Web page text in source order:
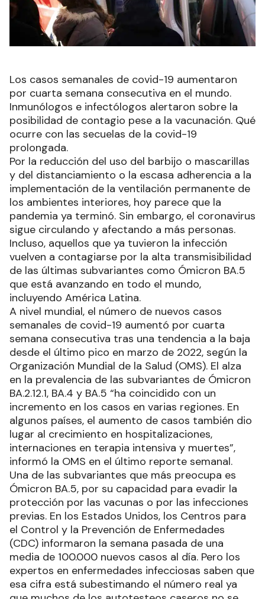
Los casos semanales de covid-19 aumentaron
por cuarta semana consecutiva en el mundo.
Inmunólogos e infectólogos alertaron sobre la
posibilidad de contagio pese a la vacunación. Qué
ocurre con las secuelas de la covid-19
prolongada.
Por la reducción del uso del barbijo o mascarillas
y del distanciamiento o la escasa adherencia a la
implementación de la ventilación permanente de
los ambientes interiores, hoy parece que la
pandemia ya terminó. Sin embargo, el coronavirus
sigue circulando y afectando a más personas.
Incluso, aquellos que ya tuvieron la infección
vuelven a contagiarse por la alta transmisibilidad
de las últimas subvariantes como Ómicron BA.5
que está avanzando en todo el mundo,
incluyendo América Latina.
A nivel mundial, el número de nuevos casos
semanales de covid-19 aumentó por cuarta
semana consecutiva tras una tendencia a la baja
desde el último pico en marzo de 2022, según la
Organización Mundial de la Salud (OMS). El alza
en la prevalencia de las subvariantes de Ómicron
BA.2.12.1, BA.4 y BA.5 “ha coincidido con un
incremento en los casos en varias regiones. En
algunos países, el aumento de casos también dio
lugar al crecimiento en hospitalizaciones,
internaciones en terapia intensiva y muertes”,
informó la OMS en el último reporte semanal.
Una de las subvariantes que más preocupa es
Ómicron BA.5, por su capacidad para evadir la
protección por las vacunas o por las infecciones
previas. En los Estados Unidos, los Centros para
el Control y la Prevención de Enfermedades
(CDC) informaron la semana pasada de una
media de 100.000 nuevos casos al día. Pero los
expertos en enfermedades infecciosas saben que
esa cifra está subestimando el número real ya